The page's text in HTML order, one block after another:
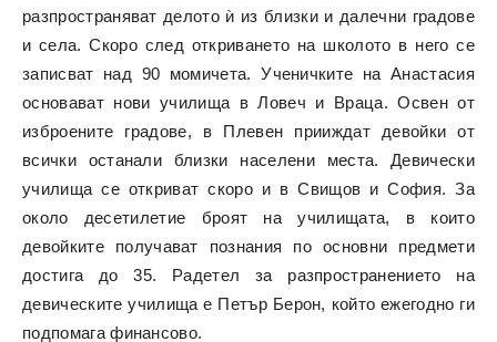
разпространяват делото ѝ из близки и далечни градове
и села. Скоро след откриването на школото в него се
записват над 90 момичета. Ученичките на Анастасия
основават нови училища в Ловеч и Враца. Освен от
изброените градове, в Плевен прииждат девойки от
всички останали близки населени места. Девически
училища се откриват скоро и в Свищов и София. За
около десетилетие броят на училищата, в които
девойките получават познания по основни предмети
достига до 35. Радетел за разпространението на
девическите училища е Петър Берон, който ежегодно ги
подпомага финансово.